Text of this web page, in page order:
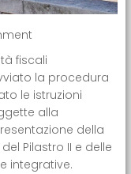
fiscali
la procedura
le istruzioni
alla
della
Pilastro II e delle
integrative.